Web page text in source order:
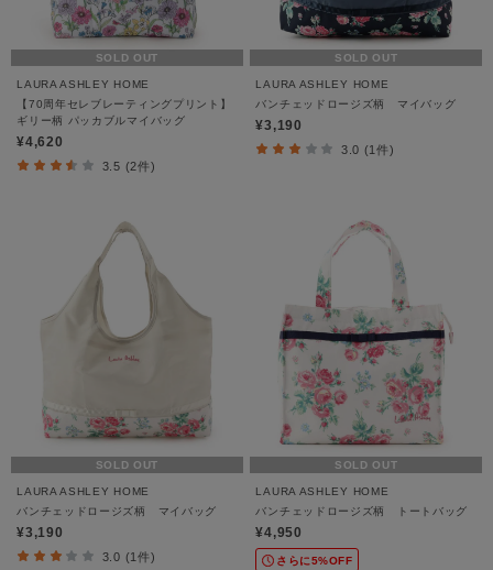
SOLD OUT
LAURA ASHLEY HOME
【70周年セレブレーティングプリント】
ギリー柄 パッカブルマイバッグ
¥4,620
3.5 (2件)
SOLD OUT
LAURA ASHLEY HOME
バンチェッドロージズ柄 マイバッグ
¥3,190
3.0 (1件)
SOLD OUT
LAURA ASHLEY HOME
バンチェッドロージズ柄 マイバッグ
¥3,190
3.0 (1件)
SOLD OUT
LAURA ASHLEY HOME
バンチェッドロージズ柄 トートバッグ
¥4,950
さらに5%OFF